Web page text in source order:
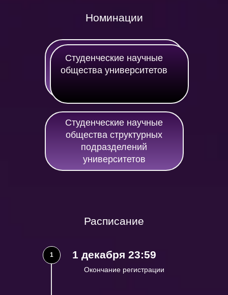
Студенческие научные
общества университетов
Студенческие научные
общества структурных
подразделений
университетов
Номинации
Окончание регистрации
1 декабря 23:59
Расписание
1
О конкурсе